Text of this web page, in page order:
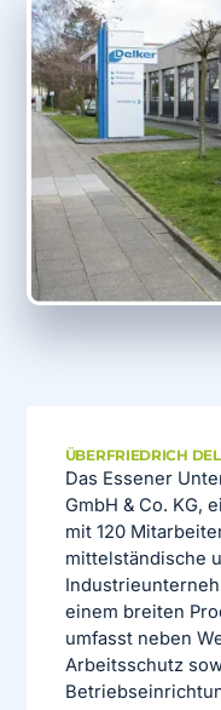
ÜBERFRIEDRICH
Das Essener
GmbH & Co. KG,
mit 120
mittelständische
einem breiten
umfasst neben
Arbeitsschutz